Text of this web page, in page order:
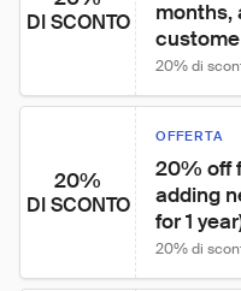
DI SCONTO
months,
20% di
20%
DI SCONTO
OFFERTA
20% off
adding
for 1
20% di